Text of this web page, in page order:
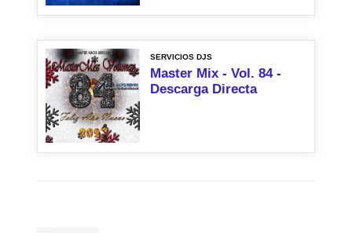
SERVICIOS DJS
Master Mix - Vol. 84 -
Descarga Directa